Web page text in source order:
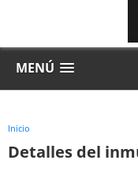
MENÚ
Inicio
Detalles del